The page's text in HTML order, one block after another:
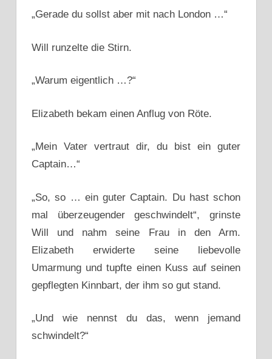
„Gerade du sollst aber mit nach London …“
Will runzelte die Stirn.
„Warum eigentlich …?“
Elizabeth bekam einen Anflug von Röte.
„Mein Vater vertraut dir, du bist ein guter
Captain…“
„So, so … ein guter Captain. Du hast schon
mal überzeugender geschwindelt“, grinste
Will und nahm seine Frau in den Arm.
Elizabeth erwiderte seine liebevolle
Umarmung und tupfte einen Kuss auf seinen
gepflegten Kinnbart, der ihm so gut stand.
„Und wie nennst du das, wenn jemand
schwindelt?“